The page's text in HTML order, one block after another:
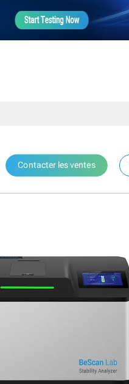
Contacter les ventes